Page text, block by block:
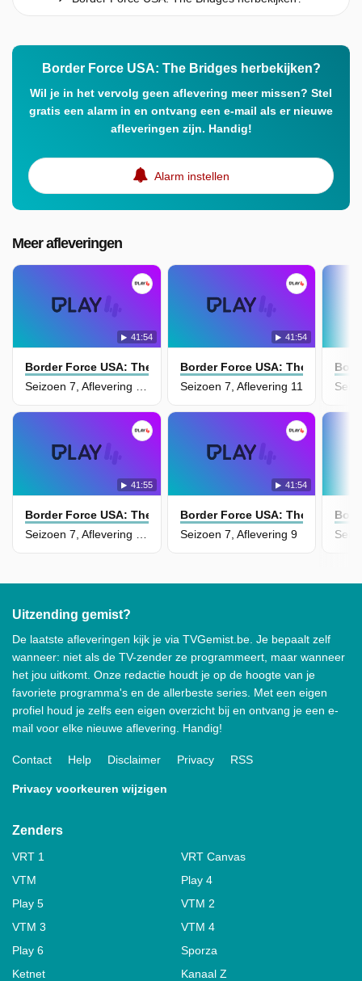
Border Force USA: The Bridges herbekijken?
Wil je in het vervolg geen aflevering meer missen? Stel
gratis een alarm in en ontvang een e-mail als er nieuwe
afleveringen zijn. Handig!
Alarm instellen
Meer afleveringen
41:54
Border Force USA: The Bridges
Seizoen 7, Aflevering 12
41:54
Border Force USA: The Bridges
Seizoen 7, Aflevering 11
41:55
Border Force USA: The Bridges
41:54
Border Force USA: The Bridges
Seizoen 7, Aflevering 9
Uitzending gemist?
De laatste afleveringen kijk je via TVGemist.be. Je bepaalt zelf
wanneer: niet als de TV-zender ze programmeert, maar wanneer
het jou uitkomt. Onze redactie houdt je op de hoogte van je
favoriete programma's en de allerbeste series. Met een eigen
profiel houd je zelfs een eigen overzicht bij en ontvang je een e-
mail voor elke nieuwe aflevering. Handig!
Contact Help Disclaimer Privacy RSS
Privacy voorkeuren wijzigen
Zenders
VRT 1
VRT Canvas
VTM
Play 4
Play 5
VTM 2
VTM 3
VTM 4
Play 6
Sporza
Ketnet
Kanaal Z